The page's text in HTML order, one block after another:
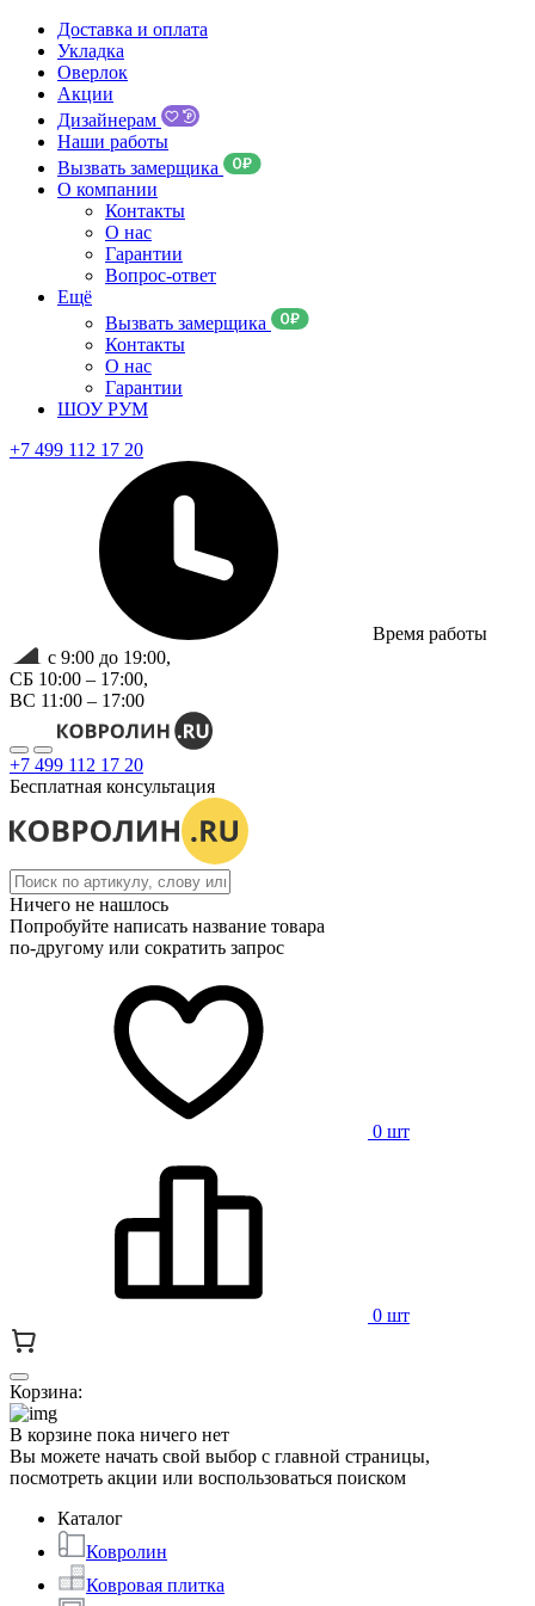
Доставка и оплата
Укладка
Оверлок
Акции
Дизайнерам
Наши работы
Вызвать замерщика
О компании
Контакты
О нас
Гарантии
Вопрос-ответ
Ещё
Вызвать замерщика
Контакты
О нас
Гарантии
ШОУ РУМ
+7 499 112 17 20
Время работы
с 9:00 до 19:00,
СБ 10:00 – 17:00,
ВС 11:00 – 17:00
+7 499 112 17 20
Бесплатная консультация
Ничего не нашлось
Попробуйте написать название товара
по-другому или сократить запрос
0 шт
0 шт
Корзина:
В корзине пока ничего нет
Вы можете начать свой выбор с главной страницы,
посмотреть акции или воспользоваться поиском
Каталог
Ковролин
Ковровая плитка